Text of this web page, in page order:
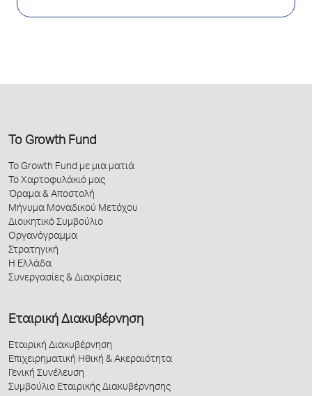
Το Growth Fund
Το Growth Fund με μια ματιά
Το Χαρτοφυλάκιό μας
Όραμα & Αποστολή
Μήνυμα Μοναδικού Μετόχου
Διοικητικό Συμβούλιο
Οργανόγραμμα
Στρατηγική
Η Ελλάδα
Συνεργασίες & Διακρίσεις
Εταιρική Διακυβέρνηση
Εταιρική Διακυβέρνηση
Επιχειρηματική Ηθική & Ακεραιότητα
Γενική Συνέλευση
Συμβούλιο Εταιρικής Διακυβέρνησης